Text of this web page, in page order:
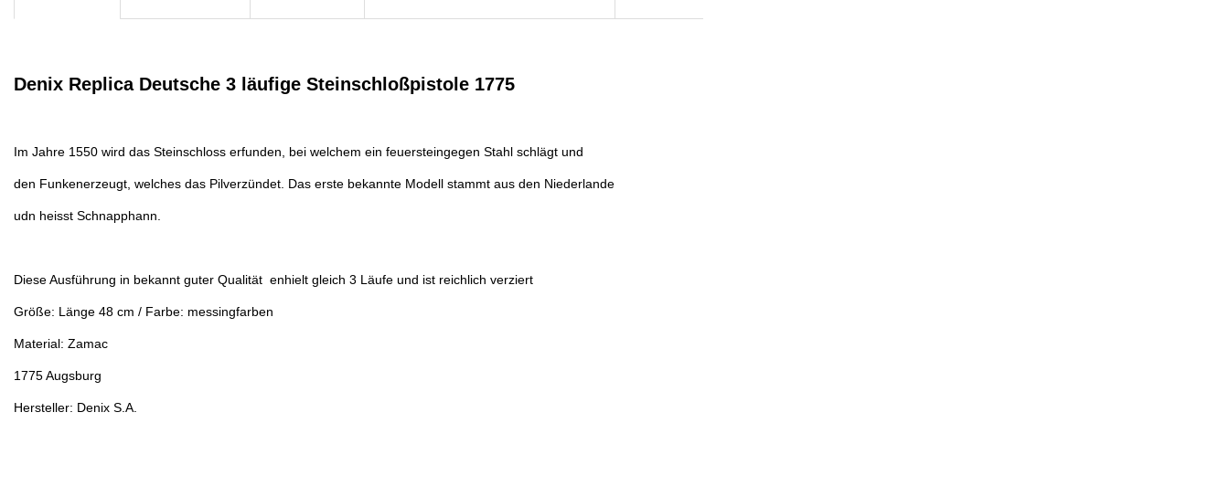
Denix Replica Deutsche 3 läufige Steinschloßpistole 1775
Im Jahre 1550 wird das Steinschloss erfunden, bei welchem ein feuersteingegen Stahl schlägt und
den Funkenerzeugt, welches das Pilverzündet. Das erste bekannte Modell stammt aus den Niederlande
udn heisst Schnapphann.
Diese Ausführung in bekannt guter Qualität enhielt gleich 3 Läufe und ist reichlich verziert
Größe: Länge 48 cm / Farbe: messingfarben
Material: Zamac
1775 Augsburg
Hersteller: Denix S.A.